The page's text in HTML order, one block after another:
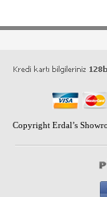
Copyright Erdal’s